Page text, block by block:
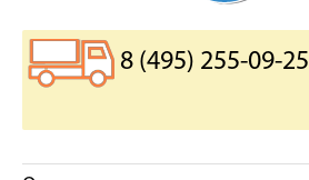
8 (495) 255-09-25